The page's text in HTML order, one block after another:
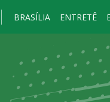
BRASÍLIA ENTRETÊ